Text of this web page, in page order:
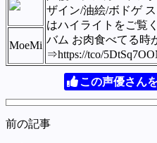
ザイン/油絵/ボドゲ
はハイライトをご覧
バム お肉食べてる時
⇒https://tco/
MoeMi
この声優さん
前の記事